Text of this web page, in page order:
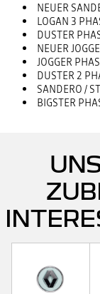
NEUER
LOGAN 3
DUSTER
NEUER
JOGGER
DUSTER 2
SANDERO /
BIGSTER